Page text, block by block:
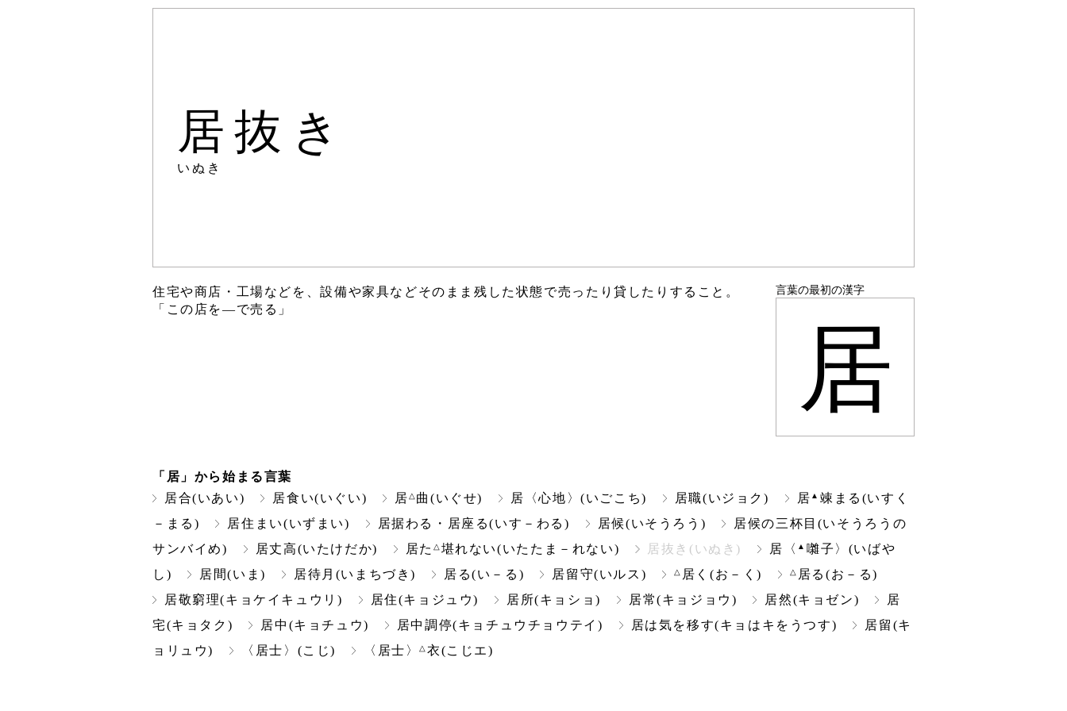
居抜き
いぬき
住宅や商店・工場などを、設備や家具などそのまま残した状態で売ったり貸したりすること。
「この店を―で売る」
言葉の最初の漢字
居
「居」から始まる言葉
居合(いあい)
居食い(いぐい) 居 △ 曲(いぐせ) 居〈心地〉(いごこち) 居職(いジョク) 居 ▲ 竦まる(いすく
－まる)
居住まい(いずまい) 居据わる・居座る(いす－わる) 居候(いそうろう)
居候の三杯目(いそうろうの
サンバイめ)
居丈高(いたけだか) 居た△ 堪れない(いたたま－れない) 居抜き(いぬき) 居〈 ▲ 囃子〉(いばや
し)
居間(いま) 居待月(いまちづき) 居る(い－る) 居留守(いルス) △ 居く(お－く) △ 居る(お－る)
居敬窮理(キョケイキュウリ)
居住(キョジュウ) 居所(キョショ) 居常(キョジョウ) 居然(キョゼン)
居
宅(キョタク)
居中(キョチュウ) 居中調停(キョチュウチョウテイ) 居は気を移す(キョはキをうつす)
居留(キ
ョリュウ)
〈居士〉(こじ) 〈居士〉△ 衣(こじエ)